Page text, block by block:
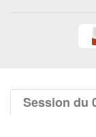
Session du